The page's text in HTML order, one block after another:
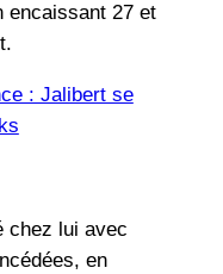
encaissant 27 et
: Jalibert se
chez lui avec
en